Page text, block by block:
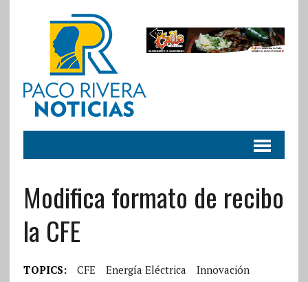
Modifica formato de recibo
la CFE
TOPICS: CFE Energía Eléctrica
Innovación